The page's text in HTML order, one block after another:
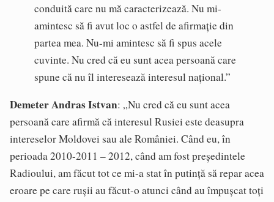
conduită care nu mă caracterizează. Nu mi-
amintesc să fi avut loc o astfel de afirmație din
partea mea. Nu-mi amintesc să fi spus acele
cuvinte. Nu cred că eu sunt acea persoană care
spune că nu îl interesează interesul național.”
Demeter Andras Istvan: „Nu cred că eu sunt acea
persoană care afirmă că interesul Rusiei este deasupra
intereselor Moldovei sau ale României. Când eu, în
perioada 2010-2011 – 2012, când am fost președintele
Radioului, am făcut tot ce mi-a stat în putință să repar acea
eroare pe care rușii au făcut-o atunci când au împușcat toți